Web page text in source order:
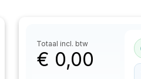
Totaal incl. btw
€ 0,00